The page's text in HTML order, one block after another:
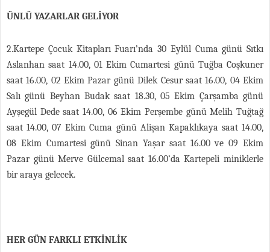
ÜNLÜ YAZARLAR GELİYOR
2.Kartepe Çocuk Kitapları Fuarı’nda 30 Eylül Cuma günü Sıtkı
Aslanhan saat 14.00, 01 Ekim Cumartesi günü Tuğba Coşkuner
saat 16.00, 02 Ekim Pazar günü Dilek Cesur saat 16.00, 04 Ekim
Salı günü Beyhan Budak saat 18.30, 05 Ekim Çarşamba günü
Ayşegül Dede saat 14.00, 06 Ekim Perşembe günü Melih Tuğtağ
saat 14.00, 07 Ekim Cuma günü Alişan Kapaklıkaya saat 14.00,
08 Ekim Cumartesi günü Sinan Yaşar saat 16.00 ve 09 Ekim
Pazar günü Merve Gülcemal saat 16.00’da Kartepeli miniklerle
bir araya gelecek.
HER GÜN FARKLI ETKİNLİK